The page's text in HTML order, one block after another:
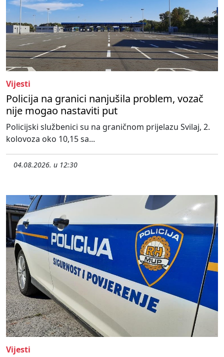
Vijesti
Policija na granici nanjušila problem, vozač
nije mogao nastaviti put
Policijski službenici su na graničnom prijelazu Svilaj, 2.
kolovoza oko 10,15 sa...
04.08.2026. u 12:30
Vijesti